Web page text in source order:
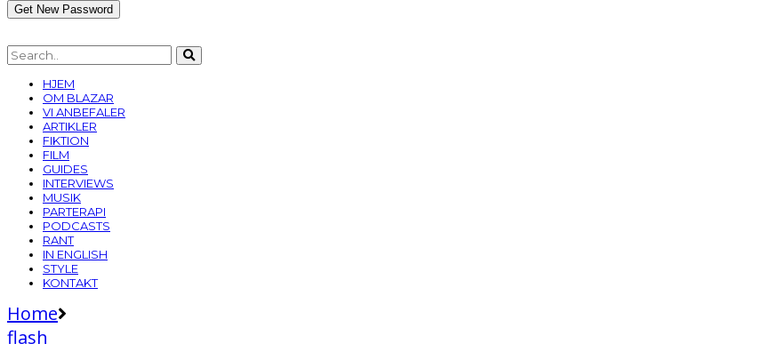
HJEM
OM BLAZAR
VI ANBEFALER
ARTIKLER
FIKTION
FILM
GUIDES
INTERVIEWS
MUSIK
PARTERAPI
PODCASTS
RANT
IN ENGLISH
STYLE
KONTAKT
Home
flash